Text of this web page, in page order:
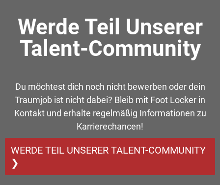
Werde Teil Unserer
Talent-Community
Du möchtest dich noch nicht bewerben oder dein
Traumjob ist nicht dabei? Bleib mit Foot Locker in
Kontakt und erhalte regelmäßig Informationen zu
Karrierechancen!
WERDE TEIL UNSERER TALENT-COMMUNITY
❯